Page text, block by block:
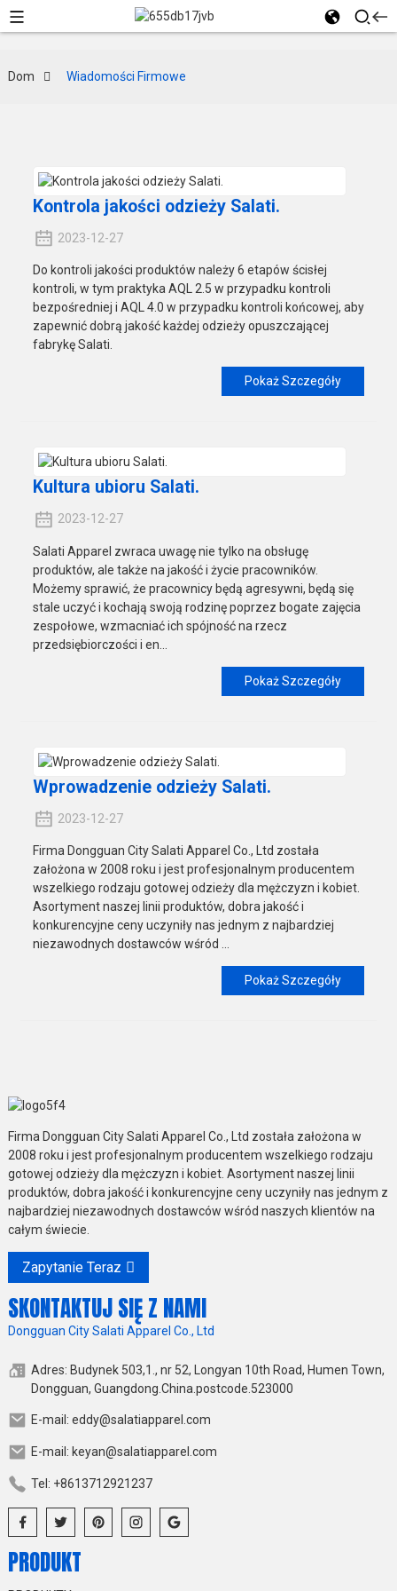
Dom Wiadomości Firmowe
Kontrola jakości odzieży Salati.
2023-12-27
Do kontroli jakości produktów należy 6 etapów ścisłej
kontroli, w tym praktyka AQL 2.5 w przypadku kontroli
bezpośredniej i AQL 4.0 w przypadku kontroli końcowej, aby
zapewnić dobrą jakość każdej odzieży opuszczającej
fabrykę Salati.
Pokaż Szczegóły
Kultura ubioru Salati.
2023-12-27
Salati Apparel zwraca uwagę nie tylko na obsługę
produktów, ale także na jakość i życie pracowników.
Możemy sprawić, że pracownicy będą agresywni, będą się
stale uczyć i kochają swoją rodzinę poprzez bogate zajęcia
zespołowe, wzmacniać ich spójność na rzecz
przedsiębiorczości i en...
Pokaż Szczegóły
Wprowadzenie odzieży Salati.
2023-12-27
Firma Dongguan City Salati Apparel Co., Ltd została
założona w 2008 roku i jest profesjonalnym producentem
wszelkiego rodzaju gotowej odzieży dla mężczyzn i kobiet.
Asortyment naszej linii produktów, dobra jakość i
konkurencyjne ceny uczyniły nas jednym z najbardziej
niezawodnych dostawców wśród ...
Pokaż Szczegóły
Firma Dongguan City Salati Apparel Co., Ltd została założona w
2008 roku i jest profesjonalnym producentem wszelkiego rodzaju
gotowej odzieży dla mężczyzn i kobiet. Asortyment naszej linii
produktów, dobra jakość i konkurencyjne ceny uczyniły nas jednym z
najbardziej niezawodnych dostawców wśród naszych klientów na
całym świecie.
Zapytanie Teraz
SKONTAKTUJ SIĘ Z NAMI
Dongguan City Salati Apparel Co., Ltd
Adres: Budynek 503,1., nr 52, Longyan 10th Road, Humen Town,
Dongguan, Guangdong.China.postcode.523000
E-mail: eddy@salatiapparel.com
E-mail: keyan@salatiapparel.com
Tel: +8613712921237
PRODUKT